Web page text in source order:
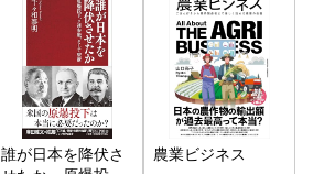
誰が日本を降伏さ
農業ビジネス